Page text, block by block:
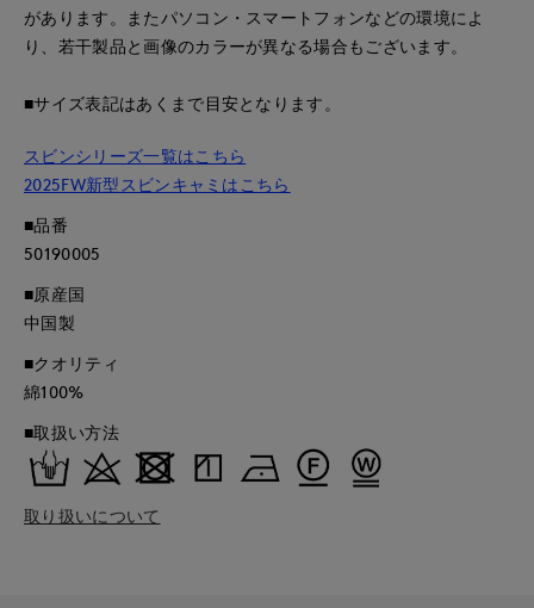
があります。またパソコン・スマートフォンなどの環境によ
り、若干製品と画像のカラーが異なる場合もございます。
■サイズ表記はあくまで目安となります。
スビンシリーズ一覧はこちら
2025FW新型スビンキャミはこちら
■品番
50190005
■原産国
中国製
■クオリティ
綿100%
■取扱い方法
取り扱いについて